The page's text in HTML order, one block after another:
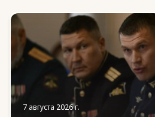
7 августа 2026 г.